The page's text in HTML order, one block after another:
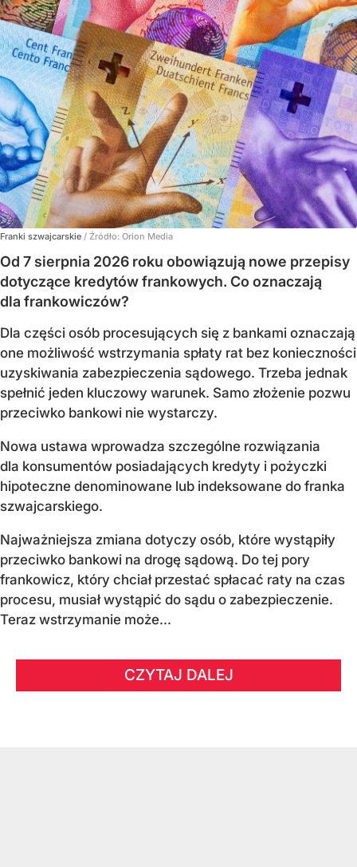
Franki szwajcarskie / Źródło: Orion Media
Od 7 sierpnia 2026 roku obowiązują nowe przepisy
dotyczące kredytów frankowych. Co oznaczają
dla frankowiczów?
Dla części osób procesujących się z bankami oznaczają
one możliwość wstrzymania spłaty rat bez konieczności
uzyskiwania zabezpieczenia sądowego. Trzeba jednak
spełnić jeden kluczowy warunek. Samo złożenie pozwu
przeciwko bankowi nie wystarczy.
Nowa ustawa wprowadza szczególne rozwiązania
dla konsumentów posiadających kredyty i pożyczki
hipoteczne denominowane lub indeksowane do franka
szwajcarskiego.
Najważniejsza zmiana dotyczy osób, które wystąpiły
przeciwko bankowi na drogę sądową. Do tej pory
frankowicz, który chciał przestać spłacać raty na czas
procesu, musiał wystąpić do sądu o zabezpieczenie.
Teraz wstrzymanie może...
CZYTAJ DALEJ